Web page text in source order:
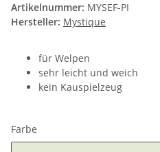
Artikelnummer: MYSEF-PI
Hersteller: Mystique
für Welpen
sehr leicht und weich
kein Kauspielzeug
Farbe